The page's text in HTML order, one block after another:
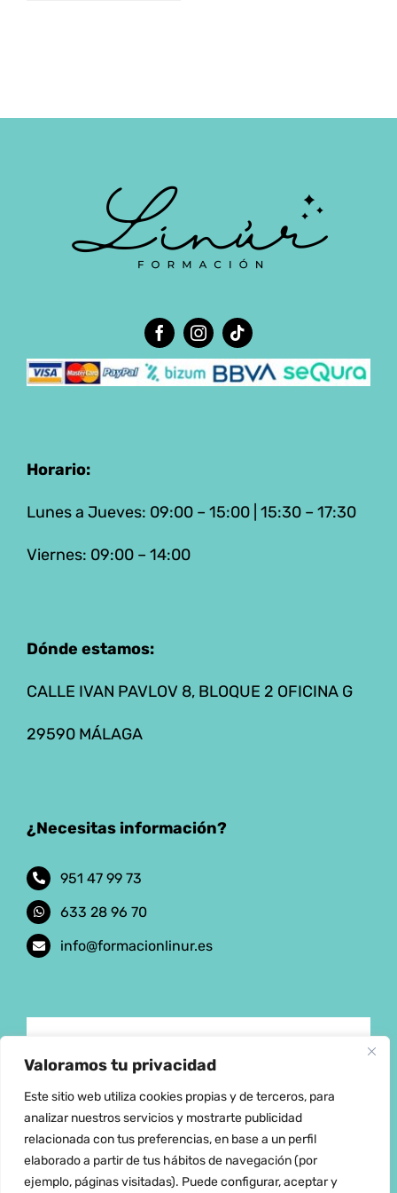
Valoramos tu privacidad
Este sitio web utiliza cookies propias y de terceros, para
analizar nuestros servicios y mostrarte publicidad
relacionada con tus preferencias, en base a un perfil
elaborado a partir de tus hábitos de navegación (por
ejemplo, páginas visitadas). Puede configurar, aceptar y
Horario:
Lunes a Jueves: 09:00 – 15:00 | 15:30 – 17:30
Viernes: 09:00 – 14:00
Dónde estamos:
CALLE IVAN PAVLOV 8, BLOQUE 2 OFICINA G
29590 MÁLAGA
¿Necesitas información?
951 47 99 73
633 28 96 70
info@formacionlinur.es
Política de privacidad
Política de cookies